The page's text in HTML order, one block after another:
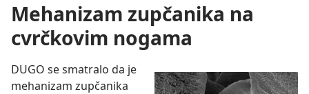
Mehanizam zupčanika na
cvrčkovim nogama
DUGO se smatralo da je
mehanizam zupčanika